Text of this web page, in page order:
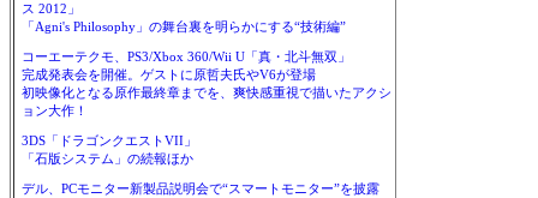
ス 2012」
「Agni's Philosophy」の舞台裏を明らかにする“技術編”
コーエーテクモ、PS3/Xbox 360/Wii U「真・北斗無双」
完成発表会を開催。ゲストに原哲夫氏やV6が登場
初映像化となる原作最終章までを、爽快感重視で描いたアクシ
ョン大作！
3DS「ドラゴンクエストVII」
「石版システム」の続報ほか
デル、PCモニター新製品説明会で“スマートモニター”を披露